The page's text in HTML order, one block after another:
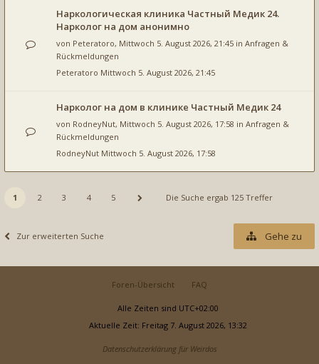
Наркологическая клиника Частный Медик 24.
Нарколог на дом анонимно
von Peteratoro, Mittwoch 5. August 2026, 21:45 in Anfragen &
Rückmeldungen
Peteratoro Mittwoch 5. August 2026, 21:45
Нарколог на дом в клинике Частный Медик 24
von RodneyNut, Mittwoch 5. August 2026, 17:58 in Anfragen &
Rückmeldungen
RodneyNut Mittwoch 5. August 2026, 17:58
1 2 3 4 5 Die Suche ergab 125 Treffer
Zur erweiterten Suche Gehe zu
Foren-Übersicht FAQ
Alle Zeiten sind UTC+02:00
Aktuelle Zeit: Freitag 7. August 2026, 13:32
Datenschutzerklärung für Weirdos